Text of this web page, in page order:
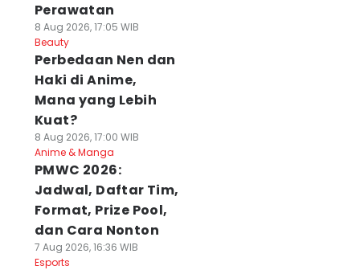
Perawatan
8 Aug 2026, 17:05 WIB
Beauty
Perbedaan Nen dan
Haki di Anime,
Mana yang Lebih
Kuat?
8 Aug 2026, 17:00 WIB
Anime & Manga
PMWC 2026:
Jadwal, Daftar Tim,
Format, Prize Pool,
dan Cara Nonton
7 Aug 2026, 16:36 WIB
Esports